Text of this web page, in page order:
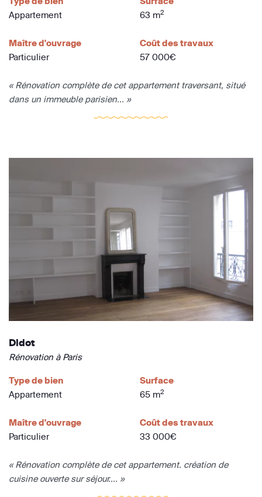
Appartement
63 m2
Maître d'ouvrage
Particulier
Coût des travaux
57 000€
« Rénovation complète de cet appartement traversant, situé
dans un immeuble parisien... »
Didot
Rénovation à Paris
Type de bien
Appartement
Surface
65 m2
Maître d'ouvrage
Particulier
Coût des travaux
33 000€
« Rénovation complète de cet appartement. création de
cuisine ouverte sur séjour.... »